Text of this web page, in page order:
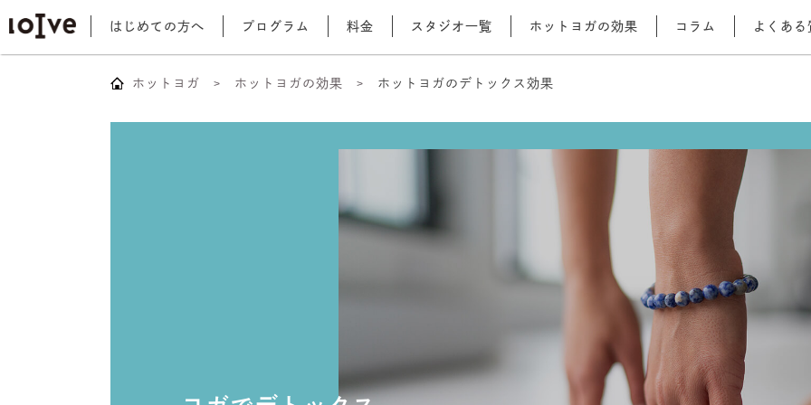
はじめての方へ プログラム 料金 スタジオ一覧 ホットヨガの効果 コラム よくある
ホットヨガ ホットヨガの効果 ホットヨガのデトックス効果